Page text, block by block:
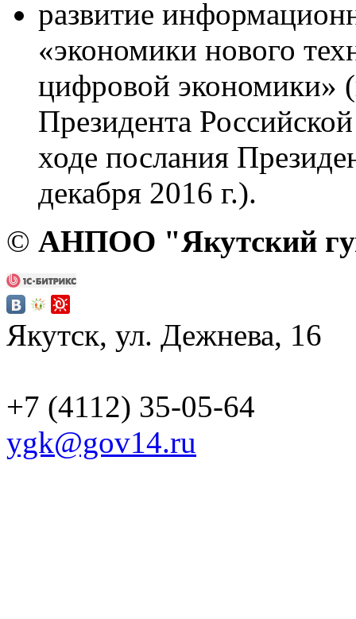
развитие
«экономики нового
цифровой экономики»
Президента
ходе послания
декабря 2016 г.).
© АНПОО "Якутский
Якутск,
+7 (4112) 35-05-64
ygk@gov14.ru